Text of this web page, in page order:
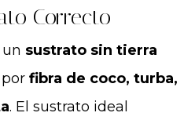
Correcto
sustrato sin tierra
fibra de coco, turba,
. El sustrato ideal